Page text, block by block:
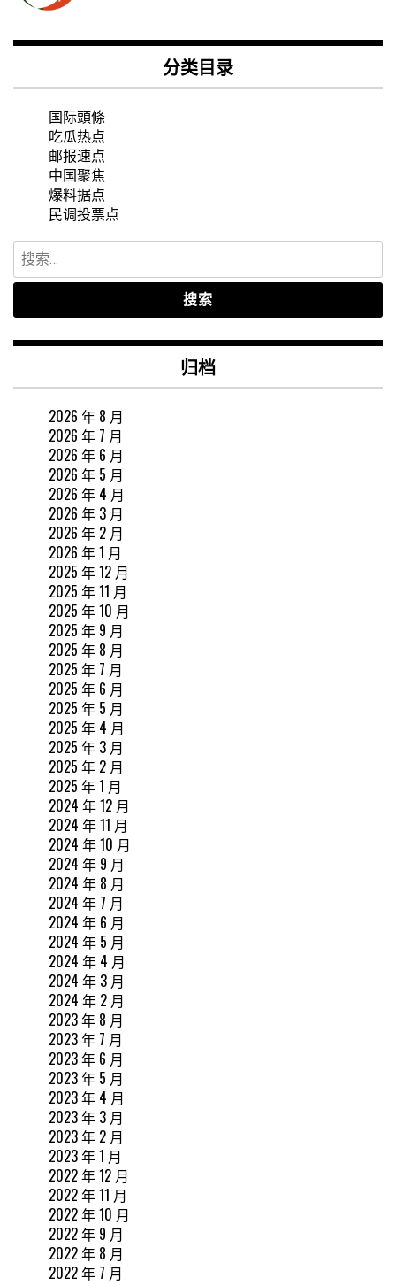
分类目录
国际頭條
吃瓜热点
邮报速点
中国聚焦
爆料据点
民调投票点
搜
索：
归档
2026 年 8 月
2026 年 7 月
2026 年 6 月
2026 年 5 月
2026 年 4 月
2026 年 3 月
2026 年 2 月
2026 年 1 月
2025 年 12 月
2025 年 11 月
2025 年 10 月
2025 年 9 月
2025 年 8 月
2025 年 7 月
2025 年 6 月
2025 年 5 月
2025 年 4 月
2025 年 3 月
2025 年 2 月
2025 年 1 月
2024 年 12 月
2024 年 11 月
2024 年 10 月
2024 年 9 月
2024 年 8 月
2024 年 7 月
2024 年 6 月
2024 年 5 月
2024 年 4 月
2024 年 3 月
2024 年 2 月
2023 年 8 月
2023 年 7 月
2023 年 6 月
2023 年 5 月
2023 年 4 月
2023 年 3 月
2023 年 2 月
2023 年 1 月
2022 年 12 月
2022 年 11 月
2022 年 10 月
2022 年 9 月
2022 年 8 月
2022 年 7 月